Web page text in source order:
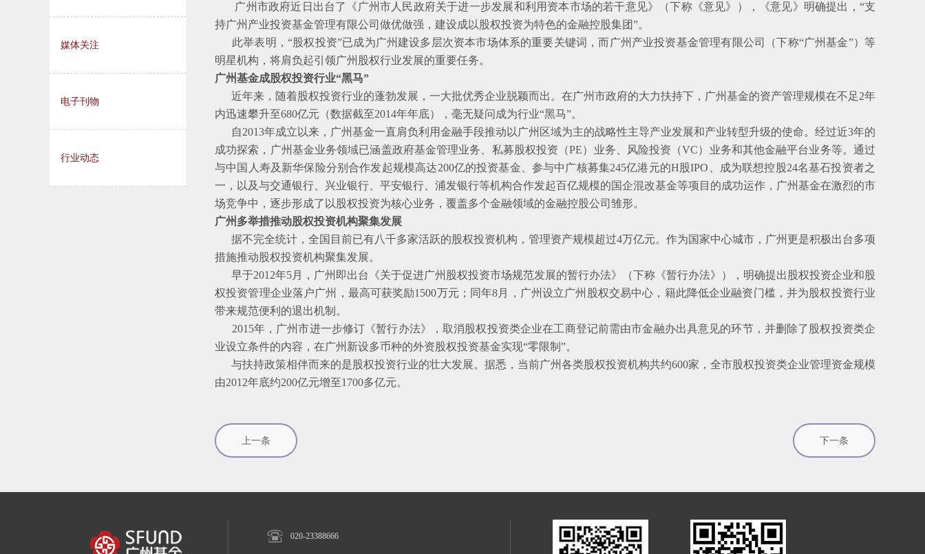
媒体关注
电子刊物
行业动态
广州市政府近日出台了《广州市人民政府关于进一步发展和利用资本市场的若干意见》（下称《意见》），《意见》明确提出，“支
持广州产业投资基金管理有限公司做优做强，建设成以股权投资为特色的金融控股集团”。
此举表明，“股权投资”已成为广州建设多层次资本市场体系的重要关键词，而广州产业投资基金管理有限公司（下称“广州基金”）等
明星机构，将肩负起引领广州股权行业发展的重要任务。
广州基金成股权投资行业“黑马”
近年来，随着股权投资行业的蓬勃发展，一大批优秀企业脱颖而出。在广州市政府的大力扶持下，广州基金的资产管理规模在不足2年
内迅速攀升至680亿元（数据截至2014年年底），毫无疑问成为行业“黑马”。
自2013年成立以来，广州基金一直肩负利用金融手段推动以广州区域为主的战略性主导产业发展和产业转型升级的使命。经过近3年的
成功探索，广州基金业务领域已涵盖政府基金管理业务、私募股权投资（PE）业务、风险投资（VC）业务和其他金融平台业务等。通过
与中国人寿及新华保险分别合作发起规模高达200亿的投资基金、参与中广核募集245亿港元的H股IPO、成为联想控股24名基石投资者之
一，以及与交通银行、兴业银行、平安银行、浦发银行等机构合作发起百亿规模的国企混改基金等项目的成功运作，广州基金在激烈的市
场竞争中，逐步形成了以股权投资为核心业务，覆盖多个金融领域的金融控股公司雏形。
广州多举措推动股权投资机构聚集发展
据不完全统计，全国目前已有八千多家活跃的股权投资机构，管理资产规模超过4万亿元。作为国家中心城市，广州更是积极出台多项
措施推动股权投资机构聚集发展。
早于2012年5月，广州即出台《关于促进广州股权投资市场规范发展的暂行办法》（下称《暂行办法》），明确提出股权投资企业和股
权投资管理企业落户广州，最高可获奖励1500万元；同年8月，广州设立广州股权交易中心，籍此降低企业融资门槛，并为股权投资行业
带来规范便利的退出机制。
2015年，广州市进一步修订《暂行办法》，取消股权投资类企业在工商登记前需由市金融办出具意见的环节，并删除了股权投资类企
业设立条件的内容，在广州新设多币种的外资股权投资基金实现“零限制”。
与扶持政策相伴而来的是股权投资行业的壮大发展。据悉，当前广州各类股权投资机构共约600家，全市股权投资类企业管理资金规模
由2012年底约200亿元增至1700多亿元。
上一条 下一条
 020-23388666